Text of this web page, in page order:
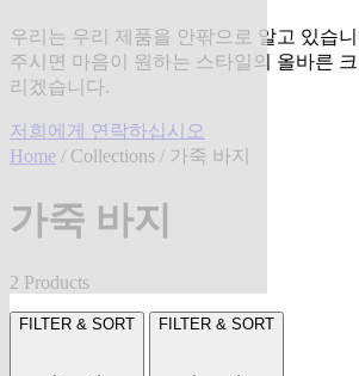
우리는 우리 제품을 안팎으로 알고 있습
주시면 마음이 원하는 스타일의 올바른
리겠습니다.
저희에게 연락하십시오
Home / Collections / 가죽 바지
가죽 바지
2 Products
FILTER & SORT FILTER & SORT